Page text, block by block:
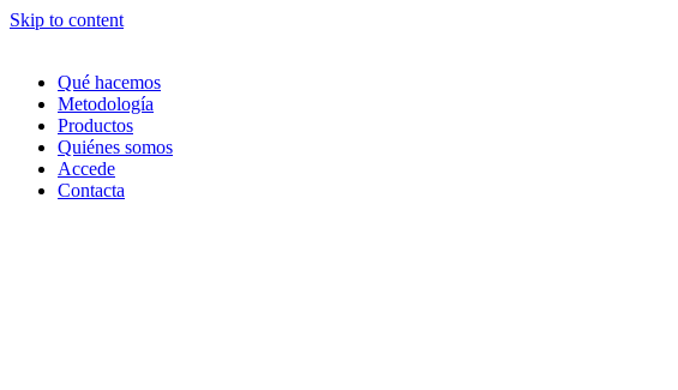
Skip to content
Qué hacemos
Metodología
Productos
Quiénes somos
Accede
Contacta